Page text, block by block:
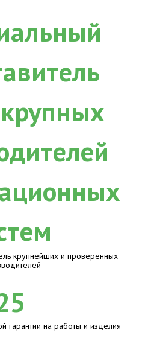
крупнейших и проверенных
гарантии на работы и изделия